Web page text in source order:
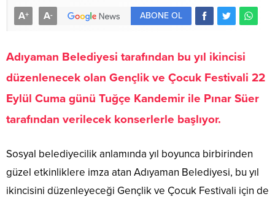
A+ A- ABONE OL
Adıyaman Belediyesi tarafından bu yıl ikincisi
düzenlenecek olan Gençlik ve Çocuk Festivali 22
Eylül Cuma günü Tuğçe Kandemir ile Pınar Süer
tarafından verilecek konserlerle başlıyor.
Sosyal belediyecilik anlamında yıl boyunca birbirinden
güzel etkinliklere imza atan Adıyaman Belediyesi, bu yıl
ikincisini düzenleyeceği Gençlik ve Çocuk Festivali için de